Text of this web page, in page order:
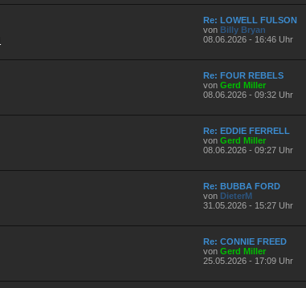
Re: LOWELL FULSON
von Billy Bryan
08.06.2026 - 16:46 Uhr
Re: FOUR REBELS
von Gerd Miller
08.06.2026 - 09:32 Uhr
Re: EDDIE FERRELL
von Gerd Miller
08.06.2026 - 09:27 Uhr
Re: BUBBA FORD
von DieterM
31.05.2026 - 15:27 Uhr
Re: CONNIE FREED
von Gerd Miller
25.05.2026 - 17:09 Uhr